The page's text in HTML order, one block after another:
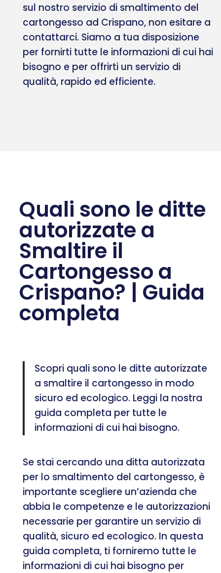
sul nostro servizio di smaltimento del
cartongesso ad Crispano, non esitare a
contattarci. Siamo a tua disposizione
per fornirti tutte le informazioni di cui hai
bisogno e per offrirti un servizio di
qualità, rapido ed efficiente.
Quali sono le ditte
autorizzate a
Smaltire il
Cartongesso a
Crispano? | Guida
completa
Scopri quali sono le ditte autorizzate
a smaltire il cartongesso in modo
sicuro ed ecologico. Leggi la nostra
guida completa per tutte le
informazioni di cui hai bisogno.
Se stai cercando una ditta autorizzata
per lo smaltimento del cartongesso, è
importante scegliere un’azienda che
abbia le competenze e le autorizzazioni
necessarie per garantire un servizio di
qualità, sicuro ed ecologico. In questa
guida completa, ti forniremo tutte le
informazioni di cui hai bisogno per